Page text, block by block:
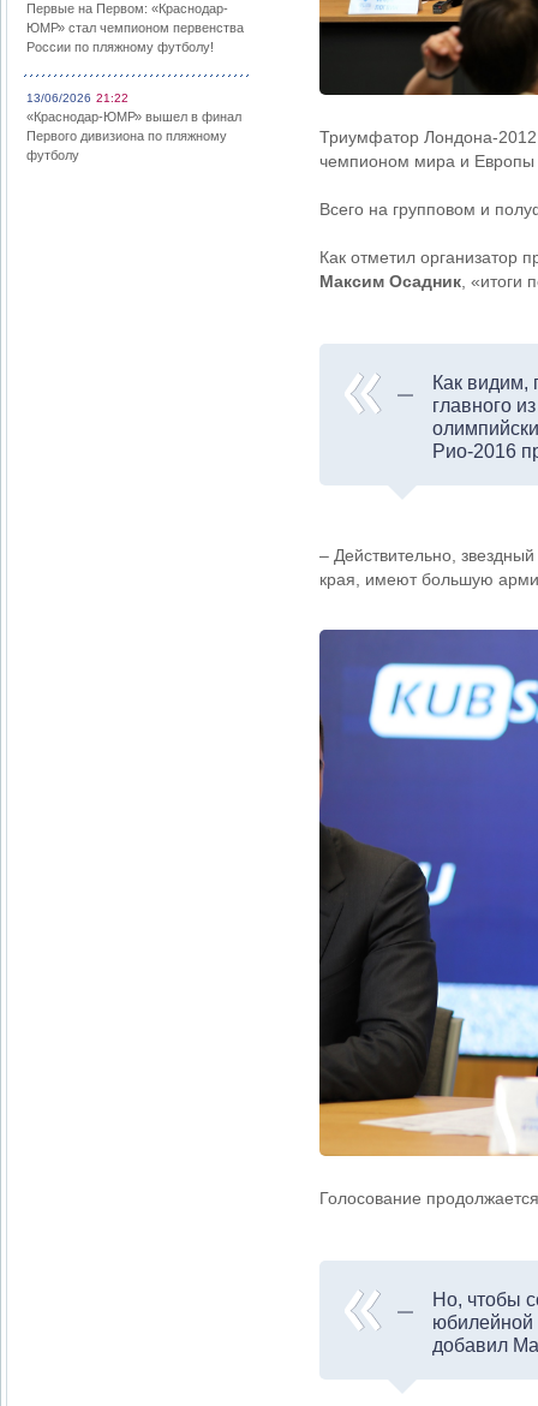
Первые на Первом: «Краснодар-
ЮМР» стал чемпионом первенства
России по пляжному футболу!
13/06/2026 21:22
«Краснодар-ЮМР» вышел в финал
Первого дивизиона по пляжному
футболу
Триумфатор Лондона-2012
чемпионом мира и Европы
Всего на групповом и
Как отметил организатор
Максим Осадник ,
Как видим,
главного
Рио-2016
– Действительно,
края, имеют большую
Голосование
Но, чтобы
юбилейной
добавил